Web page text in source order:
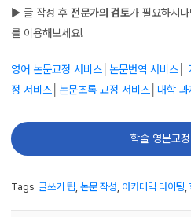
▶ 글 작성 후 전문가의 검토가 필요하시
를 이용해보세요!
영어 논문교정 서비스 논문번역 서비스
정 서비스
논문초록 교정 서비스 대학
학술 영문교
Tags 글쓰기 팁 논문 작성 아카데믹 라이팅